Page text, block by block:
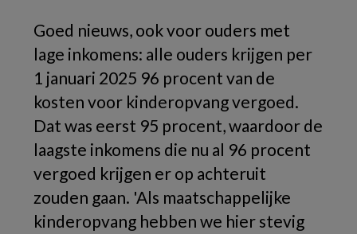
Goed nieuws, ook voor ouders met
lage inkomens: alle ouders krijgen per
1 januari 2025 96 procent van de
kosten voor kinderopvang vergoed.
Dat was eerst 95 procent, waardoor de
laagste inkomens die nu al 96 procent
vergoed krijgen er op achteruit
zouden gaan. 'Als maatschappelijke
kinderopvang hebben we hier stevig